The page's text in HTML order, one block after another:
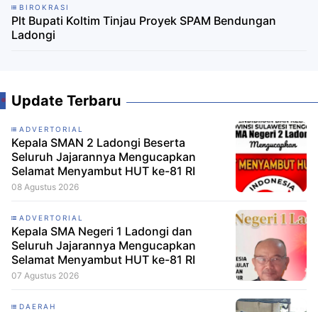
BIROKRASI
Plt Bupati Koltim Tinjau Proyek SPAM Bendungan
Ladongi
Update Terbaru
ADVERTORIAL
Kepala SMAN 2 Ladongi Beserta
Seluruh Jajarannya Mengucapkan
Selamat Menyambut HUT ke-81 RI
08 Agustus 2026
ADVERTORIAL
Kepala SMA Negeri 1 Ladongi dan
Seluruh Jajarannya Mengucapkan
Selamat Menyambut HUT ke-81 RI
07 Agustus 2026
DAERAH